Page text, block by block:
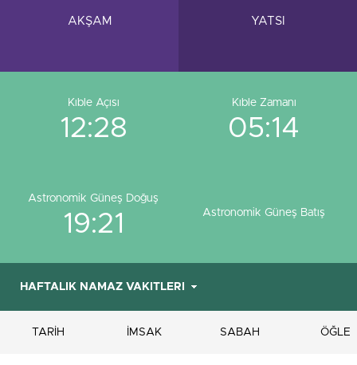
AKŞAM YATSI
Kıble Açısı
12:28
Kıble Zamanı
05:14
Astronomik Güneş Doğuş
19:21 Astronomik Güneş Batış
TARİH İMSAK SABAH ÖĞLE